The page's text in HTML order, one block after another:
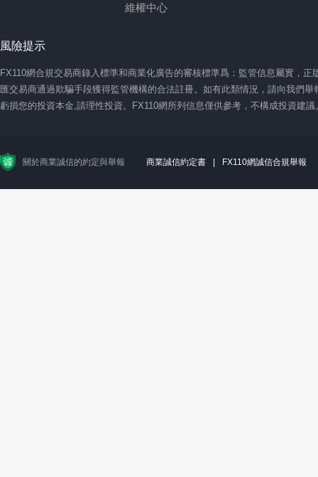
維權中心
風險提示
FX110網合規交易商錄入標準和商業化廣告的審核標準爲：監管信息屬實，
匯交易商通過欺騙手段獲得監管機構的合法註冊。如有此類情況，請向我們
虧損您的投資本金,請理性投資。FX110網所列信息僅供參考，不構成投資建
關於商業誠信的約定與舉報 商業誠信約定書 FX110網誠信合規舉報